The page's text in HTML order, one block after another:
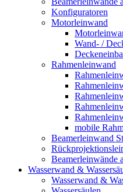
Konfiguratoren
Motorleinwand
Wand- /
Rahmenleinwand
mobile
Beamerleinwand
Beamerleinwände
Wasserwand &
Wasserwand &